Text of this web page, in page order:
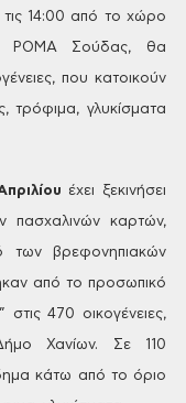
τις 14:00 από το χώρο
ΡΟΜΑ Σούδας, θα
που κατοικούν
τρόφιμα, γλυκίσματα
έχει ξεκινήσει
πασχαλινών καρτών,
τωνβρεφονηπιακών
από το προσωπικό
στις470 οικογένειες,
Χανίων. Σε 110
κάτω από το όριο